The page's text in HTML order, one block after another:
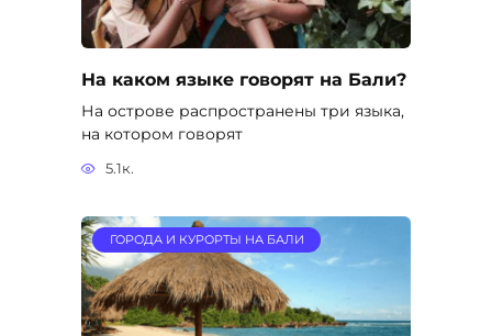
Буките на Бали?
В Букит на Бали, в этот маленький
балийский полуостров
4.1к.